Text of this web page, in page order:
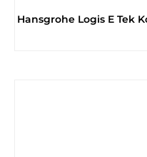
Hansgrohe Logis E Tek